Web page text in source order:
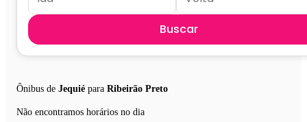
Buscar
Ônibus de Jequié para Ribeirão Preto
Não encontramos horários no dia